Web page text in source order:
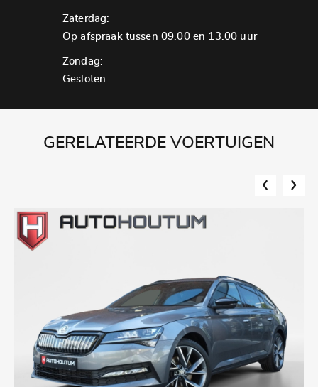
Zaterdag:
Op afspraak tussen 09.00 en 13.00 uur
Zondag:
Gesloten
GERELATEERDE VOERTUIGEN